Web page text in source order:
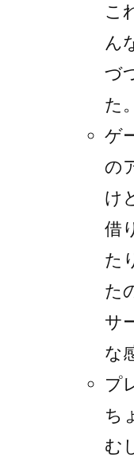
こ
ん
づ
た。
ゲ
の
け
借
た
た
サ
な
プ
ち
む